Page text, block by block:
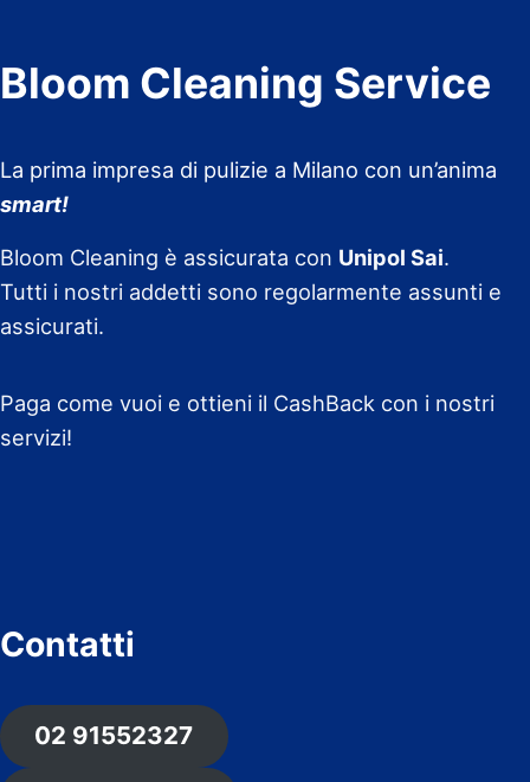
Bloom Cleaning Service
La prima impresa di pulizie a Milano con un’anima
smart!
Bloom Cleaning è assicurata con Unipol Sai.
Tutti i nostri addetti sono regolarmente assunti e
assicurati.
Paga come vuoi e ottieni il CashBack con i nostri
servizi!
Contatti
02 91552327